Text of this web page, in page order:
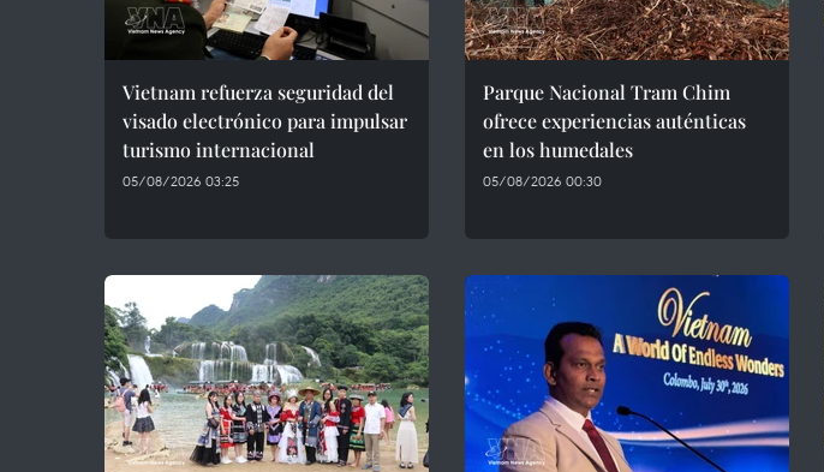
Vietnam refuerza seguridad del
visado electrónico para impulsar
turismo internacional
05/08/2026 03:25
Parque Nacional Tram Chim
ofrece experiencias auténticas
en los humedales
05/08/2026 00:30